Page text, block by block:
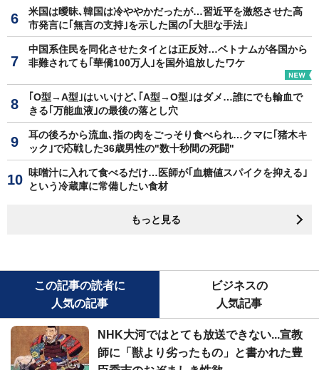
米国は曖昧､韓国は冷ややかだったが…習近平を激怒させた高
市発言に｢無言の支持｣を示した国の｢大胆な手法｣
中国系住民を同化させたタイとは正反対…ベトナムが各国から
非難されても｢華僑100万人｣を国外追放したワケ
｢O型→A型｣はいいけど､｢A型→O型｣はダメ…誰にでも輸血で
きる｢万能血液｣の最後の落とし穴
耳の後ろから流血､指の肉をごっそり食べられ…クマに｢猪木キ
ック｣で応戦した36歳男性の"数十秒間の死闘"
味噌汁に入れて食べるだけ…医師が｢血糖値スパイクを抑える｣
という冷蔵庫に常備したい食材
もっと見る
この記事の読者に
人気の記事
ビジネスの
人気記事
NHK大河ではとても放送できない...宣教
師に「獣より劣ったもの」と書かれた豊